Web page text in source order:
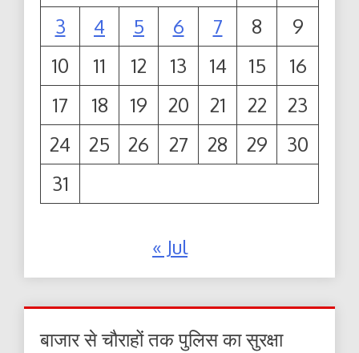
3
4 5 6 7 8
9
10
11 12 13 14 15
16
17
18 19 20 21 22
23
24
25 26 27 28 29
30
31
« Jul
बाजार से चौराहों तक पुलिस का सुरक्षा